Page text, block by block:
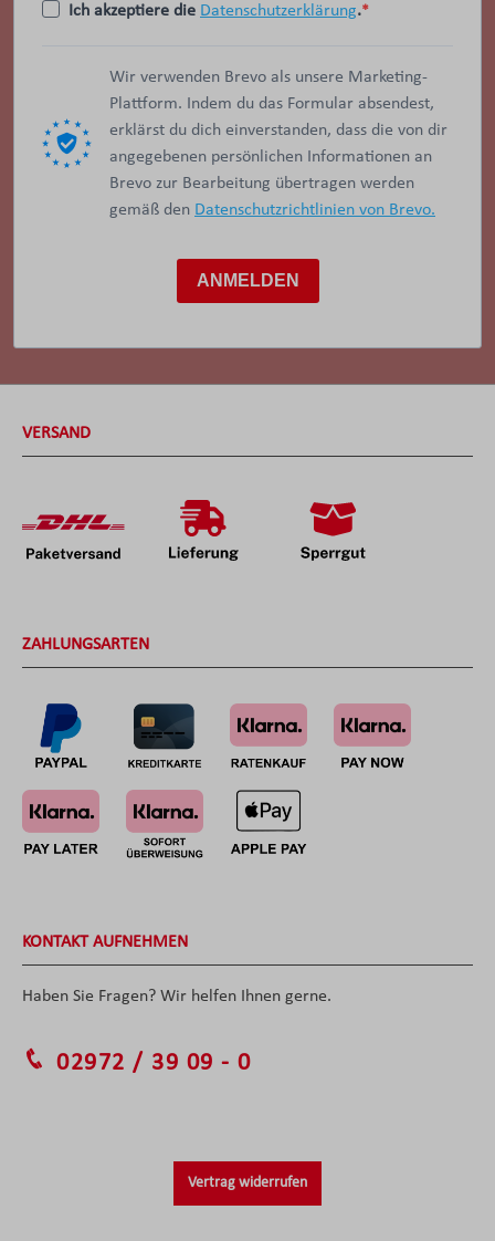
Ich akzeptiere die Datenschutzerklärung.
Wir verwenden Brevo als unsere Marketing-
Plattform. Indem du das Formular absendest,
erklärst du dich einverstanden, dass die von dir
angegebenen persönlichen Informationen an
Brevo zur Bearbeitung übertragen werden
gemäß den Datenschutzrichtlinien von Brevo.
ANMELDEN
VERSAND
ZAHLUNGSARTEN
KONTAKT AUFNEHMEN
Haben Sie Fragen? Wir helfen Ihnen gerne.
02972 / 39 09 - 0
Vertrag widerrufen